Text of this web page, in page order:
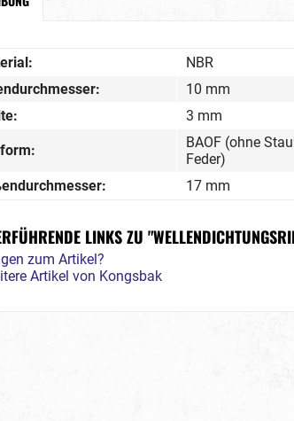
NBR
10 mm
3 mm
BAOF (ohne
Feder)
17 mm
LINKS ZU
zum Artikel?
Artikel von Kongsbak